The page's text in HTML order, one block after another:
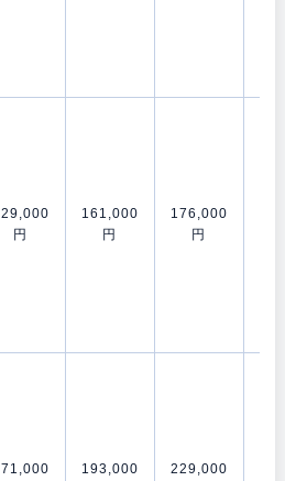
円
161,000
円
176,000
円
193,000
229,000